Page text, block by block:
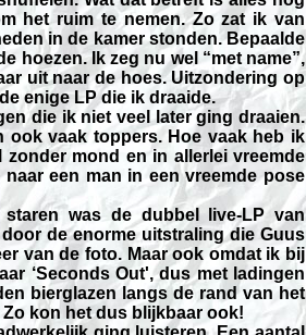
het ruim te nemen. Zo zat ik van
in de kamer stonden. Bepaalde
hoezen. Ik zeg nu wel “met name”,
uit naar de hoes. Uitzondering op
enige LP die ik draaide.
die ik niet veel later ging draaien.
ook vaak toppers. Hoe vaak heb ik
zonder mond en in allerlei vreemde
een man in een vreemde pose
was de dubbel live-LP van
de enorme uitstraling die Guus
van de foto. Maar ook omdat ik bij
‘Seconds Out', dus met ladingen
bierglazen langs de rand van het
kon het dus blijkbaar ook!